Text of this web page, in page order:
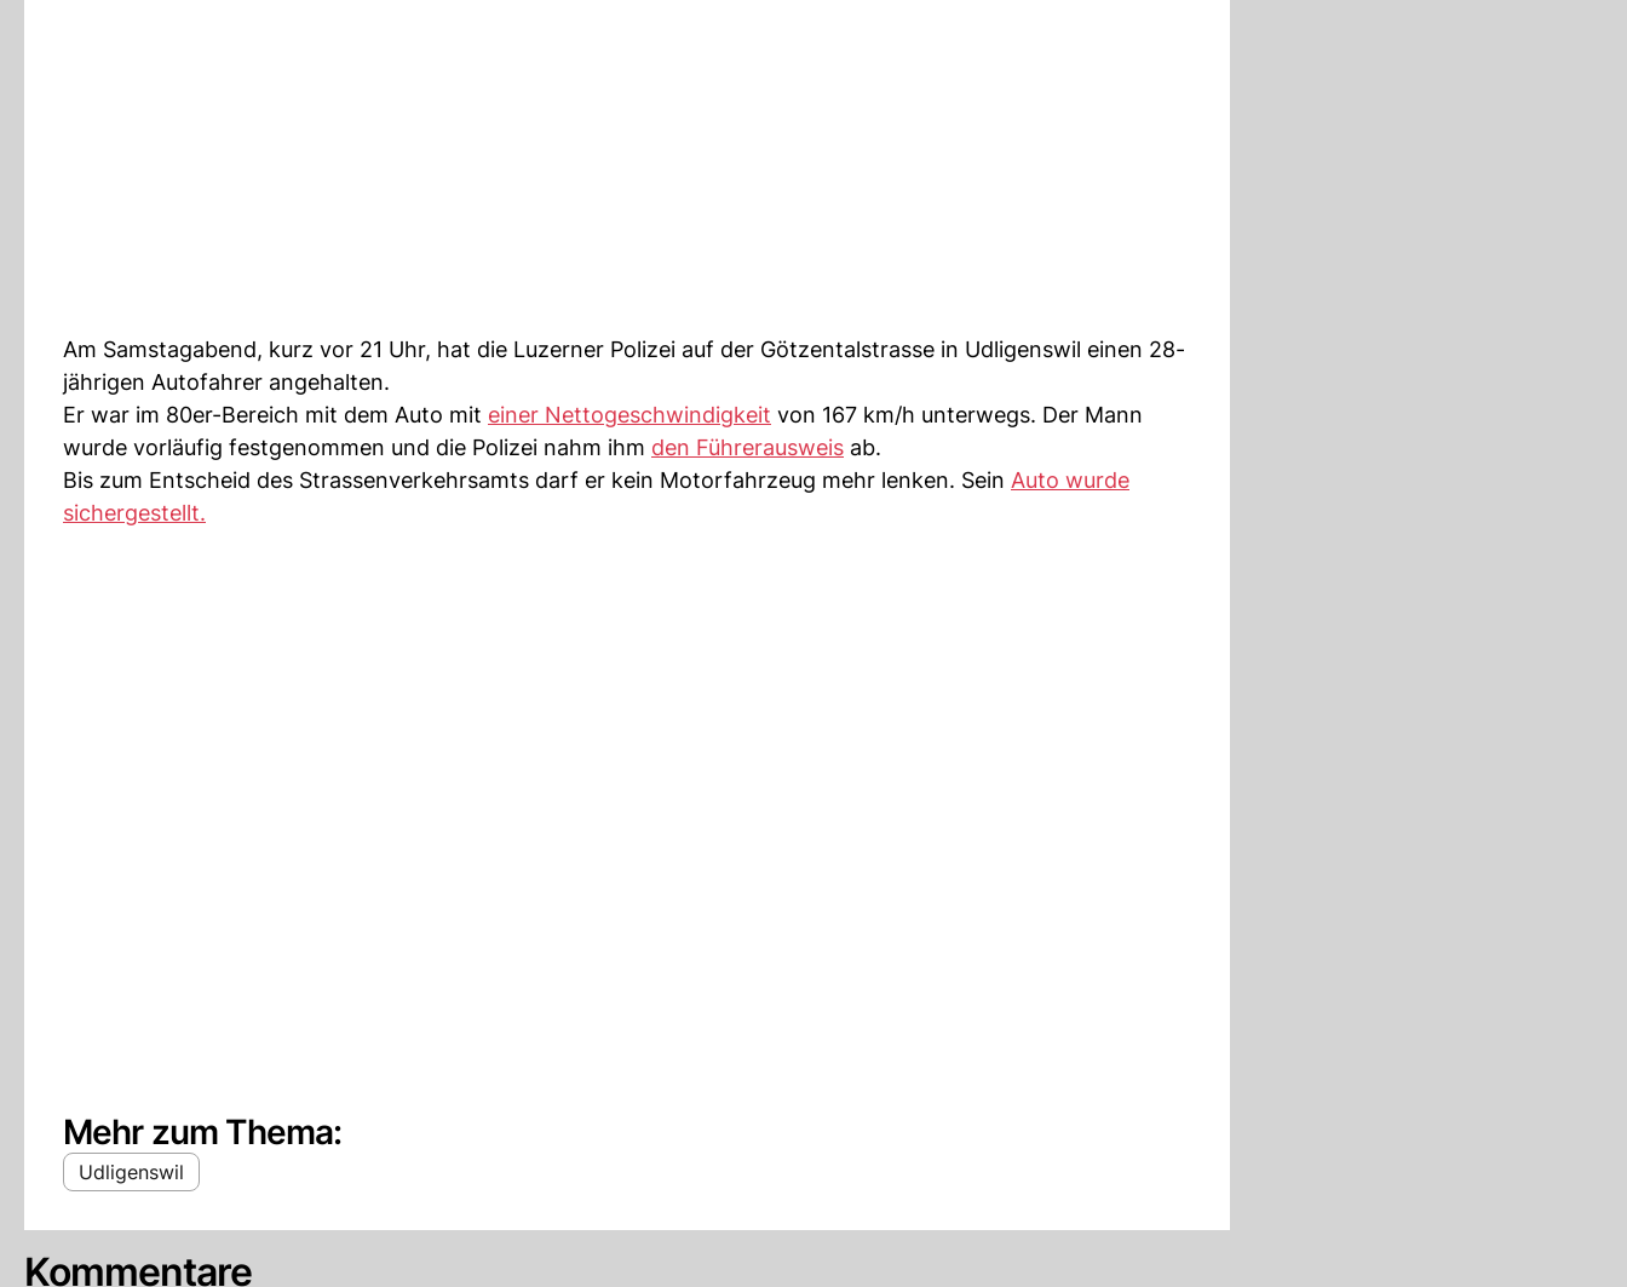
Am Samstagabend, kurz vor 21 Uhr, hat die Luzerner Polizei auf der Götzentalstrasse in Udligenswil einen 28-
jährigen Autofahrer angehalten.
Er war im 80er-Bereich mit dem Auto mit einer Nettogeschwindigkeit von 167 km/h unterwegs. Der Mann
wurde vorläufig festgenommen und die Polizei nahm ihm den Führerausweis ab.
Bis zum Entscheid des Strassenverkehrsamts darf er kein Motorfahrzeug mehr lenken. Sein Auto wurde
sichergestellt.
Mehr zum Thema:
Udligenswil
Kommentare